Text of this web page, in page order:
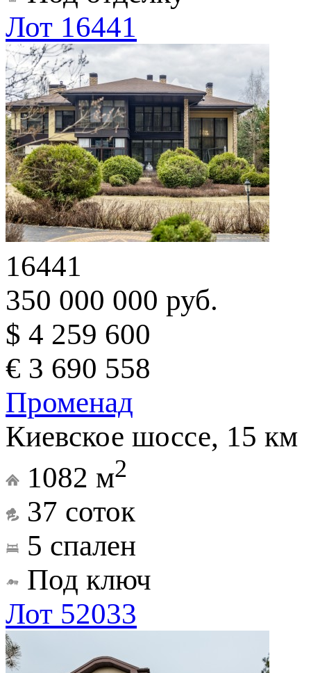
Лот 16441
16441
350 000 000 руб.
$ 4 259 600
€ 3 690 558
Променад
Киевское шоссе, 15 км
1082 м2
37 соток
5 спален
Под ключ
Лот 52033